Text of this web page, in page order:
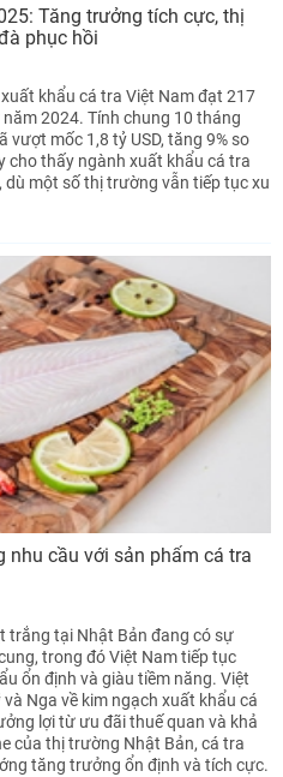
Tăng trưởng tích cực, thị
phục hồi
khẩu cá tra Việt Nam đạt 217
năm 2024. Tính chung 10 tháng
mốc 1,8 tỷ USD, tăng 9% so
cho thấy ngành xuất khẩu cá tra
một số thị trường vẫn tiếp tục xu
nhu cầu với sản phẩm cá tra
trắng tại Nhật Bản đang có sự
trong đó Việt Nam tiếp tục
ổn định và giàu tiềm năng. Việt
Nga về kim ngạch xuất khẩu cá
lợi từ ưu đãi thuế quan và khả
của thị trường Nhật Bản, cá tra
tăng trưởng ổn định và tích cực.